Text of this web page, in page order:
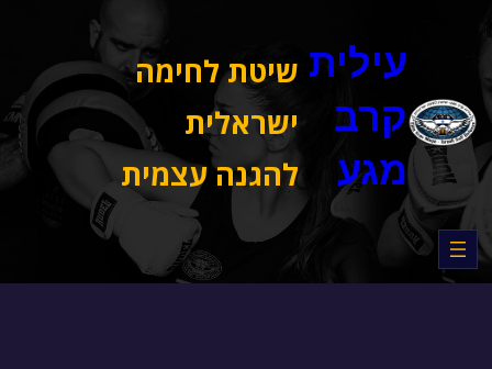
לתוכן
עילית
קרב
מגע
שיטת לחימה
ישראלית
להגנה עצמית